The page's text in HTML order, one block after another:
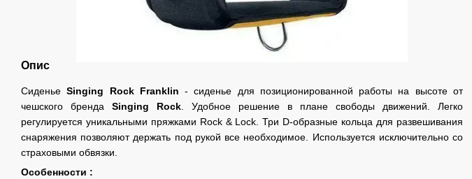
Опис
Сиденье Singing Rock Franklin - сиденье для позиционированной работы на высоте от
чешского бренда Singing Rock . Удобное решение в плане свободы движений. Легко
регулируется уникальными пряжками Rock & Lock. Три D-образные кольца для развешивания
снаряжения позволяют держать под рукой все необходимое. Используется исключительно со
страховыми обвязки.
Особенности :